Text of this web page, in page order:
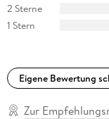
2 Sterne
1 Stern
Eigene Bewertung
Zur